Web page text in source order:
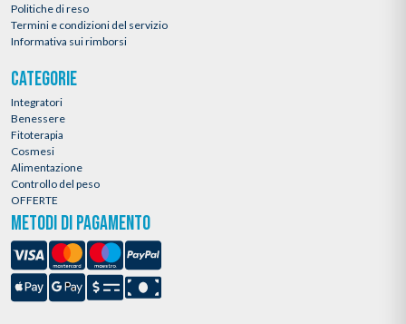
Politiche di reso
Termini e condizioni del servizio
Informativa sui rimborsi
CATEGORIE
Integratori
Benessere
Fitoterapia
Cosmesi
Alimentazione
Controllo del peso
OFFERTE
METODI DI PAGAMENTO